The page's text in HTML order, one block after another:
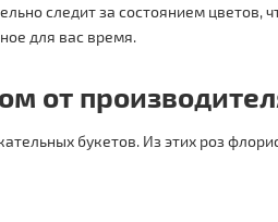
следит за состоянием цветов,
для вас время.
от
букетов. Из этих роз